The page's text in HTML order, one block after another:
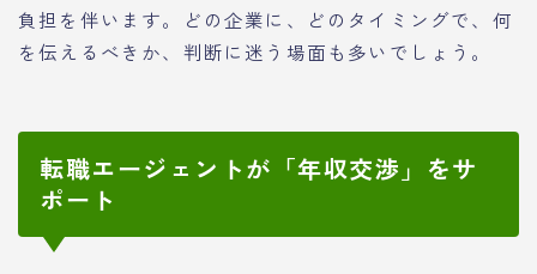
負担を伴います。どの企業に、どのタイミングで、何
を伝えるべきか、判断に迷う場面も多いでしょう。
転職エージェントが「年収交渉」をサ
ポート